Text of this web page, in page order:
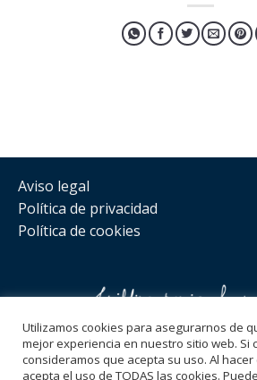
Aviso legal
Política de privacidad
Política de cookies
Utilizamos cookies para asegurarnos de
mejor experiencia en nuestro sitio web. Si
consideramos que acepta su uso. Al
acepta el uso de TODAS las cookies.